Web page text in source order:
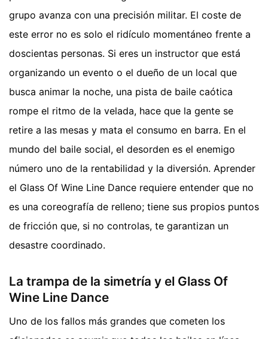
grupo avanza con una precisión militar. El coste de
este error no es solo el ridículo momentáneo frente a
doscientas personas. Si eres un instructor que está
organizando un evento o el dueño de un local que
busca animar la noche, una pista de baile caótica
rompe el ritmo de la velada, hace que la gente se
retire a las mesas y mata el consumo en barra. En el
mundo del baile social, el desorden es el enemigo
número uno de la rentabilidad y la diversión. Aprender
el Glass Of Wine Line Dance requiere entender que no
es una coreografía de relleno; tiene sus propios puntos
de fricción que, si no controlas, te garantizan un
desastre coordinado.
La trampa de la simetría y el Glass Of
Wine Line Dance
Uno de los fallos más grandes que cometen los